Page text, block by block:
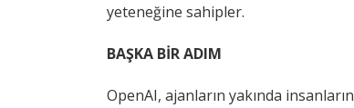
yeteneğine sahipler.
BAŞKA BİR ADIM
OpenAI, ajanların yakında